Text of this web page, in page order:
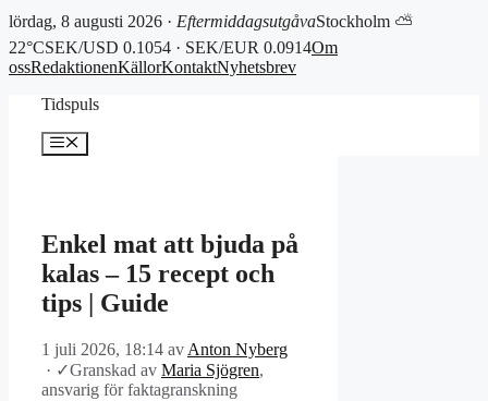
lördag, 8 augusti 2026 · EftermiddagsutgåvaStockholm ⛅
22°CSEK/USD 0.1054 · SEK/EUR 0.0914Om
ossRedaktionenKällorKontaktNyhetsbrev
Tidspuls
Meny
Enkel mat att bjuda på
kalas – 15 recept och
tips | Guide
1 juli 2026, 18:14 av Anton Nyberg
· ✓Granskad av Maria Sjögren,
ansvarig för faktagranskning